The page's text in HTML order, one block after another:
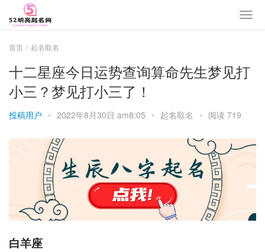
首页 起名取名
十二星座今日运势查询算命先生梦见打
小三？梦见打小三了！
投稿用户 • 2022年8月30日 am8:05 • 起名取名 • 阅读 719
白羊座